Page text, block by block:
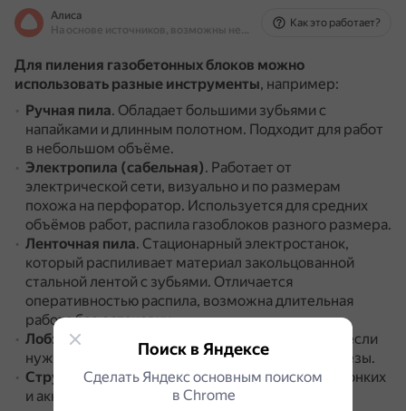
Алиса
На основе источников, возможны неточности
Как это работает?
Для пиления газобетонных блоков можно
использовать разные инструменты, например:
Ручная пила. Обладает большими зубьями с
напайками и длинным полотном. Подходит для работ
в небольшом объёме.
Электропила (сабельная). Работает от
электрической сети, визуально и по размерам
похожа на перфоратор. Используется для средних
объёмов работ, распила газоблоков разного размера.
Ленточная пила. Стационарный электростанок,
который распиливает материал закольцованной
стальной лентой с зубьями. Отличается
оперативностью распила, возможна длительная
работа без остановки.
Лобзик.
Универсальный инструмент, особенно если
нужно пилить фигурные детали или делать вырезы.
Струна для пиления.Используется для более тонких
и аккуратных резов.
Поиск в Яндексе
Сделать Яндекс основным поиском
в Сhrome